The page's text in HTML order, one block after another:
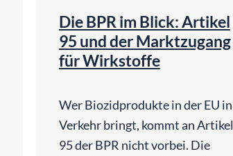
Die BPR im Blick: Artikel
95 und der Marktzugang
für Wirkstoffe
Wer Biozidprodukte in der EU in
Verkehr bringt, kommt an Artikel
95 der BPR nicht vorbei. Die